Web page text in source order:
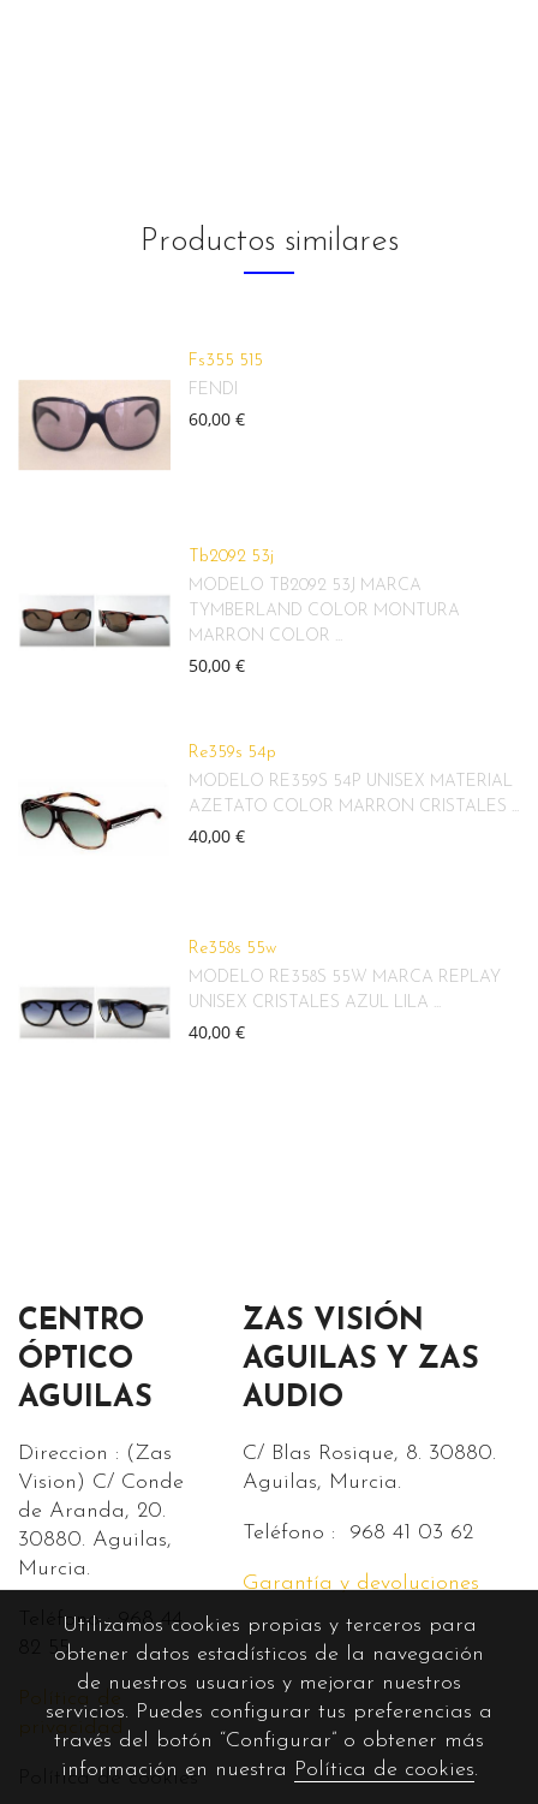
Productos similares
Fs355 515
FENDI
60,00 €
Tb2092 53j
MODELO TB2092 53J MARCA
TYMBERLAND COLOR MONTURA
MARRON COLOR ...
50,00 €
Re359s 54p
MODELO RE359S 54P UNISEX MATERIAL
AZETATO COLOR MARRON CRISTALES ...
40,00 €
Re358s 55w
MODELO RE358S 55W MARCA REPLAY
UNISEX CRISTALES AZUL LILA ...
40,00 €
CENTRO
ÓPTICO
AGUILAS
Direccion : (Zas
Vision) C/ Conde
de Aranda, 20.
30880. Aguilas,
Murcia.
Teléfono : 968 44
82 55.
Política de
privacidad
ZAS VISIÓN
AGUILAS Y ZAS
AUDIO
C/ Blas Rosique, 8. 30880.
Aguilas, Murcia.
Teléfono : 968 41 03 62
Garantía y devoluciones
Política de cookies
Utilizamos cookies propias y terceros para
obtener datos estadísticos de la navegación
de nuestros usuarios y mejorar nuestros
servicios. Puedes configurar tus preferencias a
través del botón “Configurar” o obtener más
información en nuestra Política de cookies.